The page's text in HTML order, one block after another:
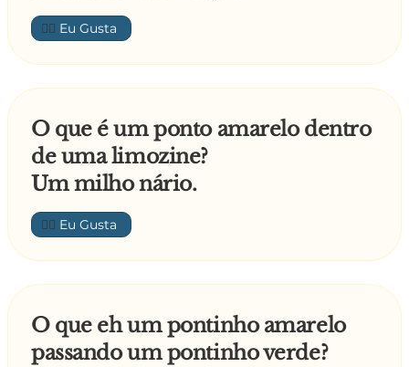
👍🏼
O que é um ponto amarelo dentro
de uma limozine?
Um milho nário.
👍🏼
O que eh um pontinho amarelo
passando um pontinho verde?